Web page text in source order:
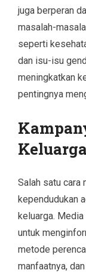
juga berperan
masalah-
seperti
dan isu-isu
meningkatkan
pentingnya
Keluarga
Salah satu cara
kependudukan
keluarga.
untuk
metode
manfaatnya,